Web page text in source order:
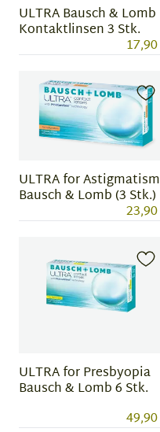
ULTRA Bausch & Lomb
Kontaktlinsen 3 Stk.
ULTRA for Astigmatism
Bausch & Lomb (3 Stk.)
ULTRA for Presbyopia
Bausch & Lomb 6 Stk.